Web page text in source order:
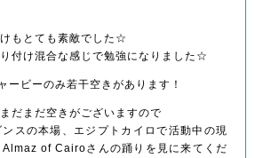
もとても素敵でした☆
付け混合な感じで勉強になりました☆
ービーのみ若干空きがあります！
だまだ空きがございますので
スの本場、エジプトカイロで活動中の現
of Cairoさんの踊りを見に来てくだ